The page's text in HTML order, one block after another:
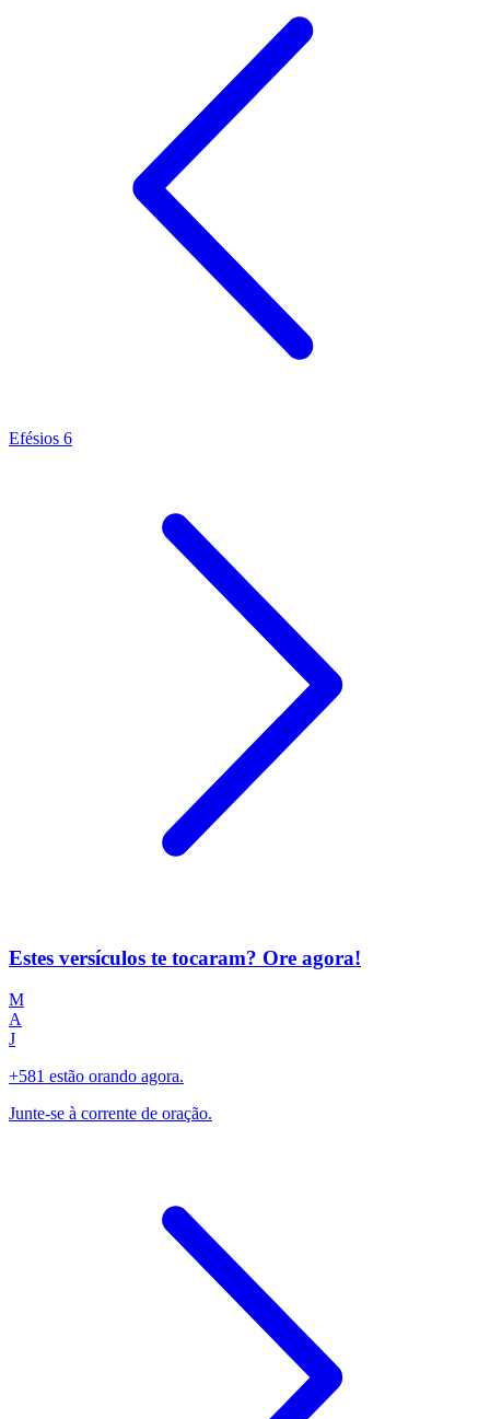
Efésios 6
Estes versículos te tocaram? Ore agora!
M
A
J
+581 estão orando agora.
Junte-se à corrente de oração.